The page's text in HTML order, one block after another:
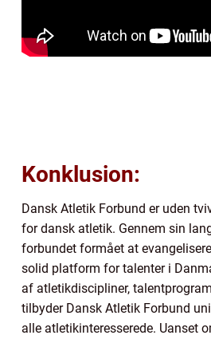
Konklusion:
Dansk Atletik Forbund er uden
for dansk atletik. Gennem sin
forbundet formået at
solid platform for talenter i
af atletikdiscipliner,
tilbyder Dansk Atletik Forbund
alle atletikinteresserede. Uanset